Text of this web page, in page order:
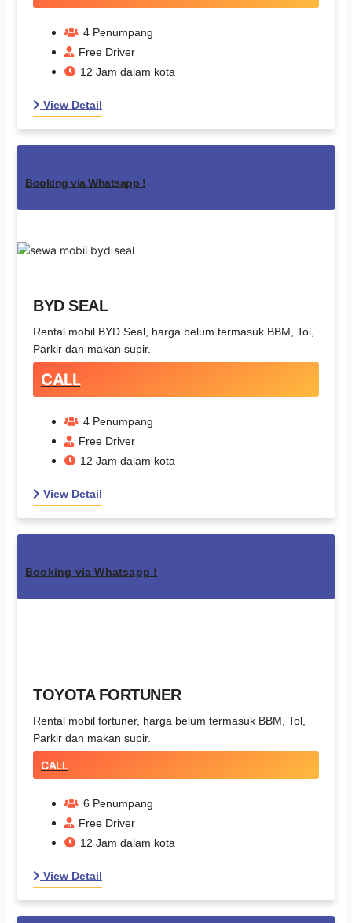
4 Penumpang
Free Driver
12 Jam dalam kota
View Detail
Booking via Whatsapp !
BYD SEAL
Rental mobil BYD Seal, harga belum termasuk BBM, Tol,
Parkir dan makan supir.
CALL
4 Penumpang
Free Driver
12 Jam dalam kota
View Detail
Booking via Whatsapp !
TOYOTA FORTUNER
Rental mobil fortuner, harga belum termasuk BBM, Tol,
Parkir dan makan supir.
CALL
6 Penumpang
Free Driver
12 Jam dalam kota
View Detail